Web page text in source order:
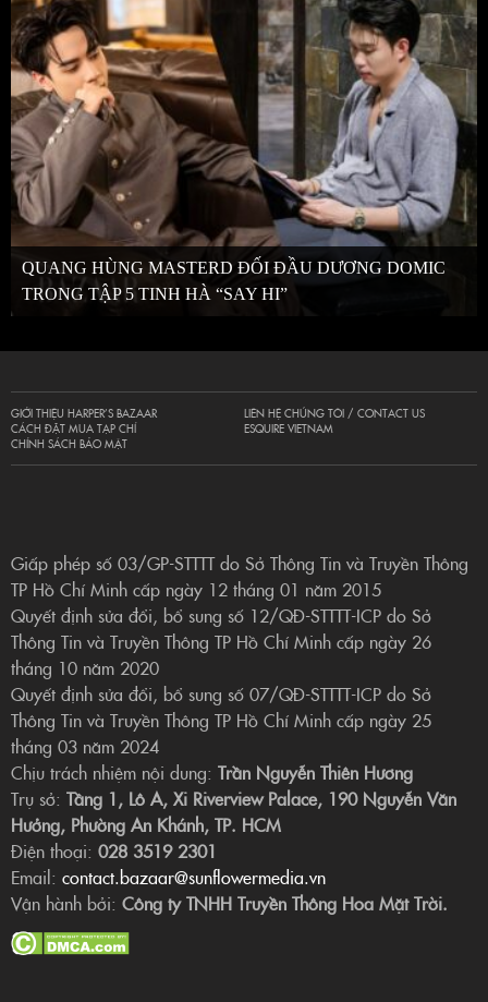
QUANG HÙNG MASTERD ĐỐI ĐẦU DƯƠNG DOMIC
TRONG TẬP 5 TINH HÀ “SAY HI”
GIỚI THIỆU HARPER’S BAZAAR
CÁCH ĐẶT MUA TẠP CHÍ
CHÍNH SÁCH BẢO MẬT
LIÊN HỆ CHÚNG TÔI / CONTACT US
ESQUIRE VIETNAM
Giấp phép số 03/GP-STTTT do Sở Thông Tin và Truyền Thông
TP Hồ Chí Minh cấp ngày 12 tháng 01 năm 2015
Quyết định sửa đổi, bổ sung số 12/QĐ-STTTT-ICP do Sở
Thông Tin và Truyền Thông TP Hồ Chí Minh cấp ngày 26
tháng 10 năm 2020
Quyết định sửa đổi, bổ sung số 07/QĐ-STTTT-ICP do Sở
Thông Tin và Truyền Thông TP Hồ Chí Minh cấp ngày 25
tháng 03 năm 2024
Chịu trách nhiệm nội dung: Trần Nguyễn Thiên Hương
Trụ sở: Tầng 1, Lô A, Xi Riverview Palace, 190 Nguyễn Văn
Hưởng, Phường An Khánh, TP. HCM
Điện thoại: 028 3519 2301
Email: contact.bazaar@sunflowermedia.vn
Vận hành bởi: Công ty TNHH Truyền Thông Hoa Mặt Trời.